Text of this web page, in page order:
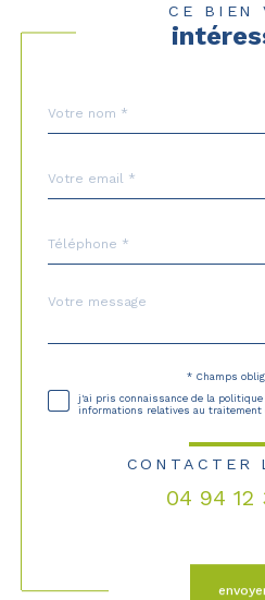
CE BIEN
par
*
*
*
Fieldset
Message
*
* Champs
j'ai pris connaissance de la
informations relatives au traitement
CONTACTER
04 94 12